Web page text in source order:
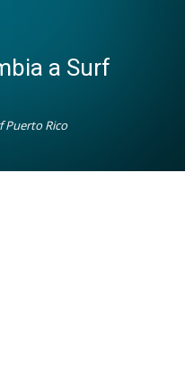
a Surf
Puerto Rico